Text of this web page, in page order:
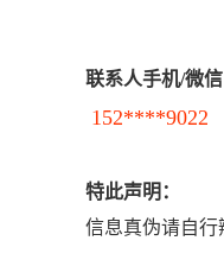
联系人手机/微信
152****9022
特此声明：
信息真伪请自行